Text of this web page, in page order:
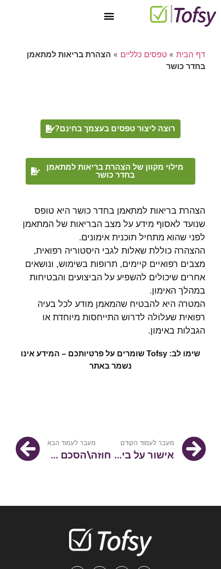
דף הבית »טפסים כלליים » הצהרת בריאות למתאמן
בחדר כושר
רוצה ליצור טפסים בעצמך בחינם?
מילוי מקוון של הצהרת בריאות למתאמן
בחדר כושר
הצהרת בריאות למתאמן בחדר כושר היא טופס
שנועד לאסוף מידע על מצב הבריאות של המתאמן
לפני שהוא מתחיל תוכנית אימונים.
ההצהרה כוללת שאלות לגבי היסטוריה רפואית,
מצבים רפואיים קיימים, תרופות בשימוש, ונושאים
אחרים שיכולים להשפיע על הביצועים והבטיחות
במהלך האימון.
המטרה היא להבטיח שהמאמן מודע לכל בעיה
רפואית שעלולה לדרוש התייחסות מיוחדת או
הגבלות באימון.
שימו לב: Tofsy שומרים על פרטיותכם – המידע אינו
נשמר באתר
מעבר לעמוד הקודם
אישור על ביצוע עבודה
מעבר לעמוד הבא
חוזה\הסכם שכירות כללי